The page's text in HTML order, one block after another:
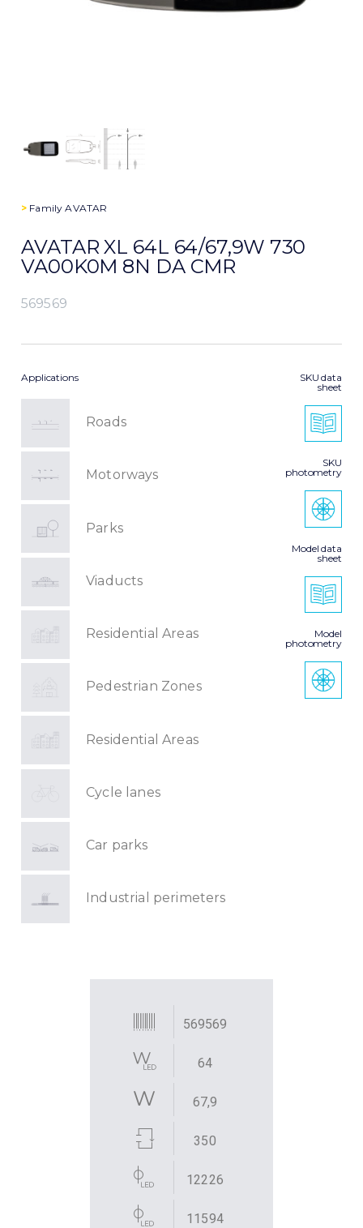
> FamilyAVATAR
AVATAR XL 64L 64/67,9W 730
VA00K0M 8N DA CMR
569569
Applications
Roads
Motorways
Parks
Viaducts
Residential Areas
Pedestrian Zones
Residential Areas
Cycle lanes
Car parks
Industrial perimeters
SKU data
sheet
SKU
photometry
Model data
sheet
Model
photometry
569569
64
67,9
350
12226
11594